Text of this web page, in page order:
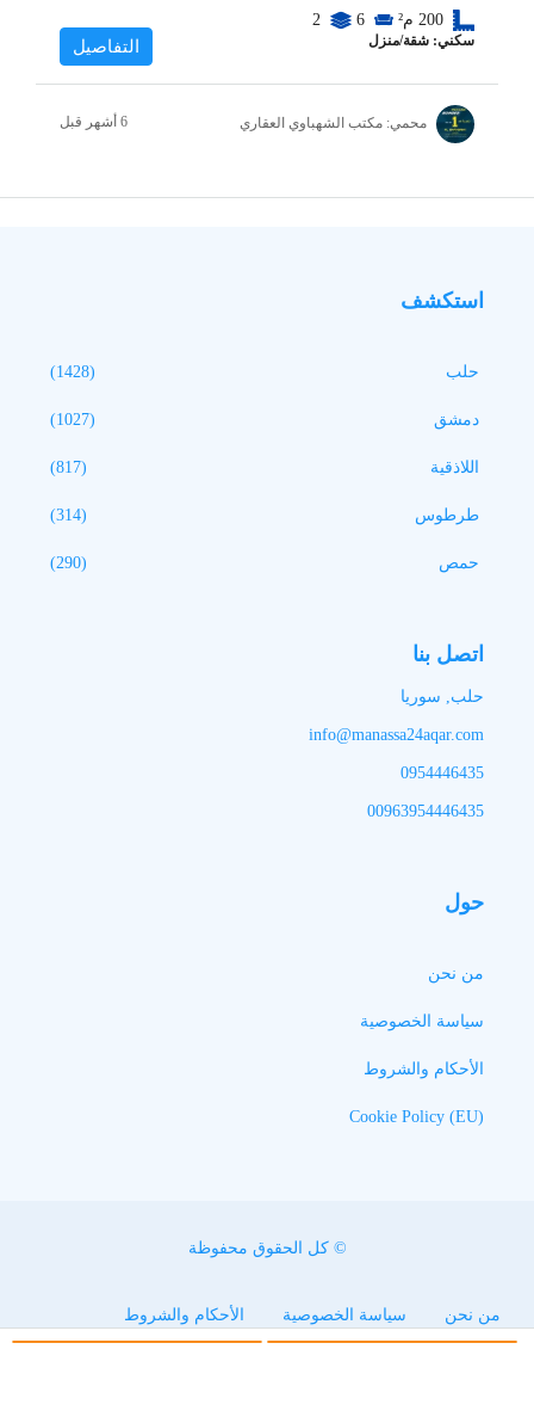
200 م² 6
2
سكني: شقة/منزل التفاصيل
محمي: مكتب الشهباوي العقاري
استكشف
حلب (1428)
دمشق (1027)
اللاذقية (817)
طرطوس (314)
حمص (290)
اتصل بنا
حلب, سوريا
info@manassa24aqar.com
0954446435
00963954446435
حول
من نحن
سياسة الخصوصية
الأحكام والشروط
Cookie Policy (EU)
© كل الحقوق محفوظة
من نحن سياسة الخصوصية الأحكام والشروط